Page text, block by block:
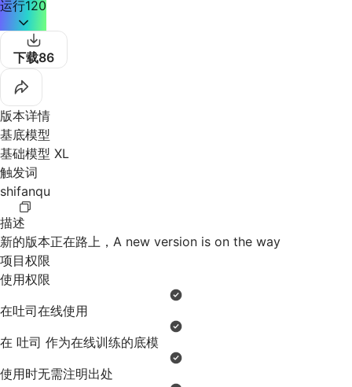
不知道怎么写可以直接复制下面的提示词：
(masterpiece), best quality,8K,no humans,shifanqu,
demonstration area, outdoors,building,,scenery, tree, sky,
reflection, grass, window,
负面：“lowres, bad anatomy, text, error, extra digit, fewer
digits,cropped, worst quality, low quality, normal quality,
jpeg artifacts, signature,watermark, username, blurry”
触发词：shifanqu(必写）, demonstration area（非必
写）
权重：0.5-0.7（根据尺寸比例调整）
关于参数设置:
迭代步数：30-100（过于低的步数可能会导致画面扭曲）
采样方法：Euler a、DPM、SDE
放大算法：4x-UltraSharp/R-ESRGAN 4X+
放大倍数：1.5-2.0倍
重绘幅度：0.1-0.3
推荐尺寸：1536x1024、1024x1536，不同尺寸需采用不同的
权重（如果要开高分辨率修复的话，显卡至少24G以上）
CFG Scale：6.5-8.5（推荐使用默认的7即可）
如果高清修复要炸显存，建议通过后期处理放大，或者通过其他
工具进行精修！
运行120
下载86
版本详情
基底模型
基础模型 XL
触发词
shifanqu
描述
新的版本正在路上，A new version is on the way
项目权限
使用权限
在吐司在线使用
在 吐司 作为在线训练的底模
使用时无需注明出处